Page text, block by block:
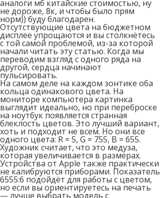
аналоги мб китайские стоимостью, ну
не дороже, 8к, и чтобы было прям
норм)) буду благодарен.
Отсутствующие цвета на бюджетном
дисплее упрощаются и вы столкнётесь
с той самой проблемой, из-за которой
начали читать эту статью. Когда мы
переводим взгляд с одного ряда на
другой, сердца начинают
пульсировать.
На самом деле на каждом зонтике оба
кольца одинакового цвета. На
мониторе компьютера картинка
выглядит идеально, но при переброске
на ноутбук появляется странная
блеклость цветов. Это лучший вариант,
хоть и подходит не всем. Но они все
одного цвета: R = 5, G = 755, B = 655.
Художник считает, что это медуза,
которая увеличивается в размерах.
Устройства от Apple также практически
не калибруются приборами. Показатель
6555:6 подойдёт для работы с цветом,
но если вы ориентируетесь на печать
— лучше выбрать модель с